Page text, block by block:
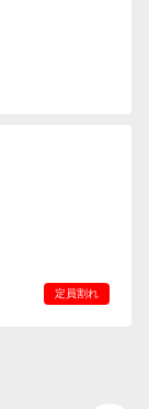
定員割れ